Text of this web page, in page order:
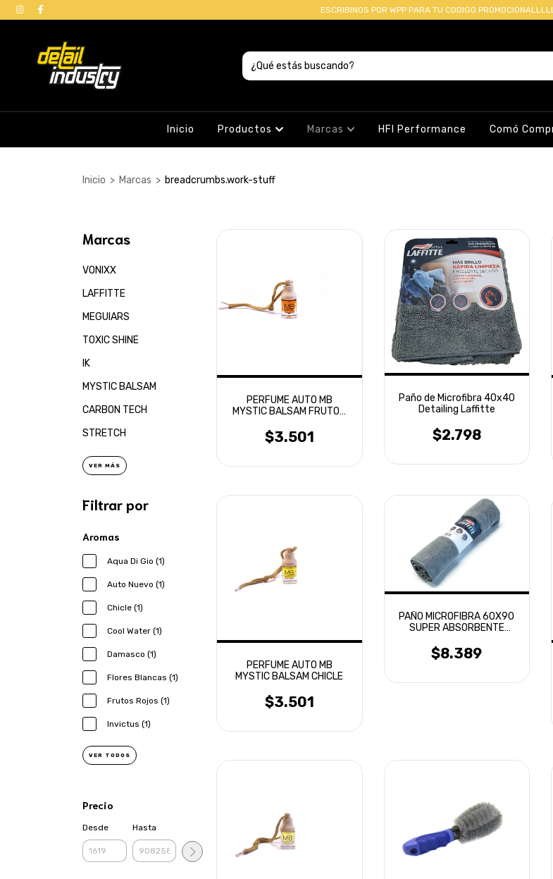
ESCRIBINOS POR WPP PARA TU CODIGO
Inicio Productos Marcas HFI Performance Comó
Inicio > Marcas > breadcrumbs.work-stuff
Marcas
VONIXX
LAFFITTE
MEGUIARS
TOXIC SHINE
IK
MYSTIC BALSAM
CARBON TECH
STRETCH
VER MÁS
Filtrar por
Aromas
Aqua Di Gio (1)
Auto Nuevo (1)
Chicle (1)
Cool Water (1)
Damasco (1)
Flores Blancas (1)
Frutos Rojos (1)
Invictus (1)
VER TODOS
Precio
Desde Hasta
PERFUME AUTO MB
MYSTIC BALSAM FRUTOS
$3.501
Paño de Microfibra 40x40
Detailing Laffitte
$2.798
PERFUME AUTO MB
MYSTIC BALSAM CHICLE
$3.501
PAÑO MICROFIBRA 60X90
SUPER ABSORBENTE
$8.389